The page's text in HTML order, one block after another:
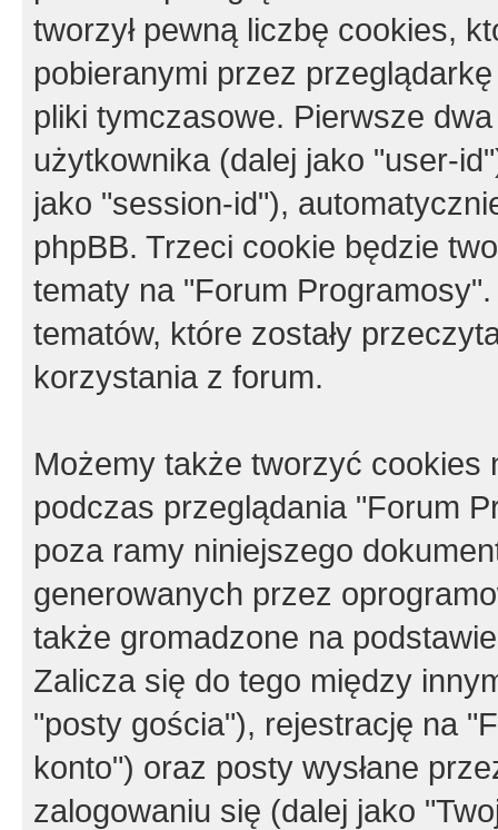
tworzył pewną liczbę cookies,
pobieranymi przez
pliki tymczasowe. Pierwsze
użytkownika (dalej jako "user-
jako "session-id"),
phpBB. Trzeci cookie będzie
tematy na "Forum
tematów, które zostały
korzystania z forum.
Możemy także tworzyć cookies
podczas przeglądania "Forum
poza ramy niniejszego
generowanych przez
także gromadzone na
Zalicza się do tego między
"posty gościa"), rejestrację na
konto") oraz posty wysłane
zalogowaniu się (dalej jako